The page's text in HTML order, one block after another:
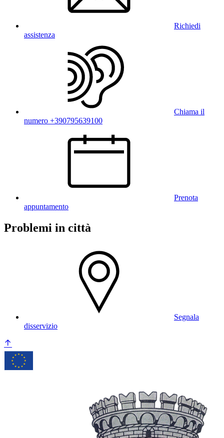
Richiedi
assistenza
Chiama il
numero +390795639100
Prenota
appuntamento
Problemi in città
Segnala
disservizio